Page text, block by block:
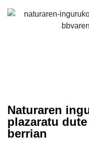
Naturaren
plazaratu
berrian